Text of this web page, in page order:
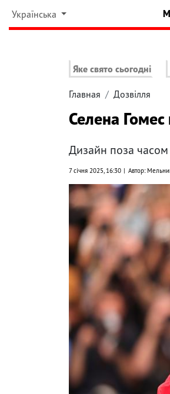
Українська
Яке свято сьогодні
Главная Дозвілля
Селена
Дизайн поза часом
7 січня 2025, 16:30 Автор: